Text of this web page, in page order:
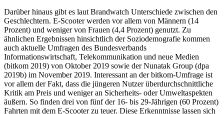
Darüber hinaus gibt es laut Brandwatch Unterschiede zwischen den
Geschlechtern. E-Scooter werden vor allem von Männern (14
Prozent) und weniger von Frauen (4,4 Prozent) genutzt. Zu
ähnlichen Ergebnissen hinsichtlich der Soziodemografie kommen
auch aktuelle Umfragen des Bundesverbands
Informationswirtschaft, Telekommunikation und neue Medien
(bitkom 2019) von Oktober 2019 sowie der Nunatak Group (dpa
2019b) im November 2019. Interessant an der bitkom-Umfrage ist
vor allem der Fakt, dass die jüngeren Nutzer überdurchschnittliche
Kritik am Preis und weniger an Sicherheits- oder Umweltaspekten
äußern. So finden drei von fünf der 16- bis 29-Jährigen (60 Prozent)
Fahrten mit dem E-Scooter zu teuer. Diese Erkenntnisse lassen sich